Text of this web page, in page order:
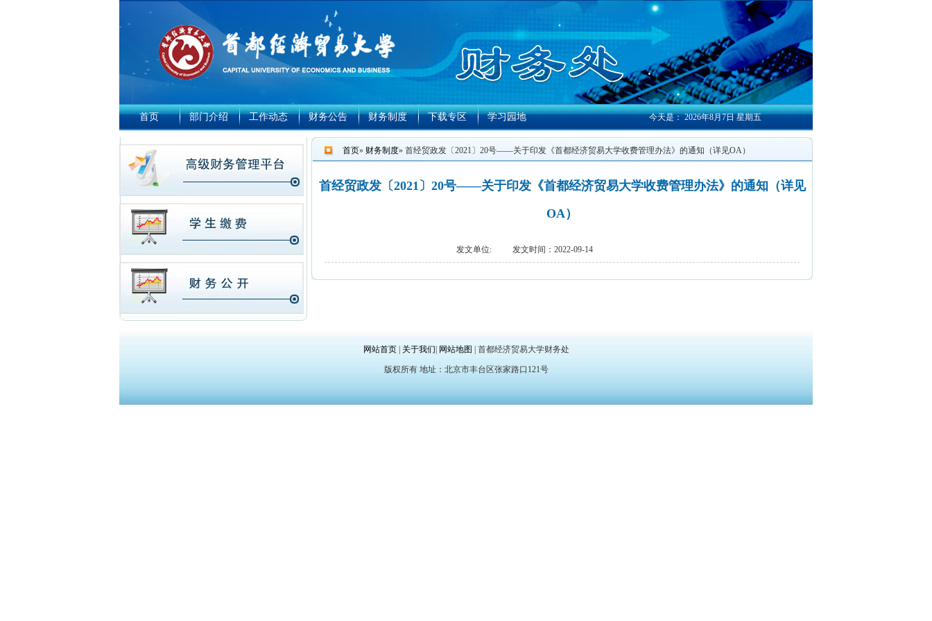
首页 部门介绍 工作动态 财务公告 财务制度 下载专区 学习园地 今天是：2026年8月7日 星期五
首页» 财务制度» 首经贸政发〔2021〕20号——关于印发《首都经济贸易大学收费管理办法》的通知（详见OA）
首经贸政发〔2021〕20号——关于印发《首都经济贸易大学收费管理办法》的通知（详见
OA）
发文单位: 发文时间：2022-09-14
网站首页| 关于我们 网站地图 | 首都经济贸易大学财务处
版权所有 地址：北京市丰台区张家路口121号